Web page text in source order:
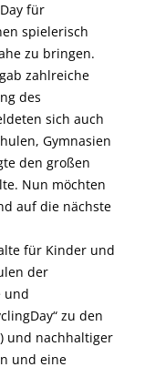
für
spielerisch
zu bringen.
zahlreiche
des
sich auch
Gymnasien
den großen
Nun möchten
auf die nächste
für Kinder und
der
und
zu den
und nachhaltiger
und eine